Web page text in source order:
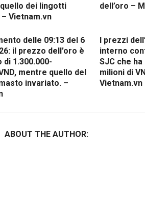
dei lingotti
– Vietnam.vn
dell’oro –
delle 09:13 del 6
il prezzo dell’oro è
di 1.300.000-
mentre quello del
invariato. –
I prezzi
interno
SJC che
milioni di
Vietnam.vn
ABOUT THE AUTHOR: